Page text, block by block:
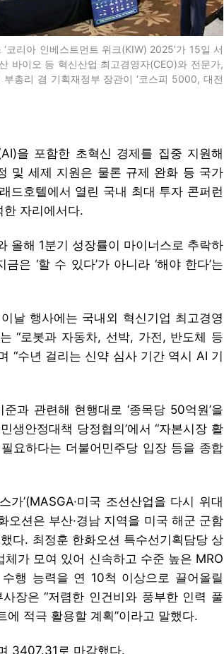
코리아 인베스트먼트 위크(KIW) 2025’가 15일 서
바이오 등 혁신산업 최고경영자(CEO)와 전문가,
총리 겸 기획재정부 장관이 ‘코스피 5000, 대전
을 포함한 초혁신 경제를 집중 지원해
및 세제 지원은 물론 규제 완화 등 국가
드호텔에서 열린 국내 최대 투자 콘퍼런
한 자리에서다.
올해 1분기 성장률이 마이너스로 추락하
은 ‘할 수 있다’가 아니라 ‘해야 한다’는
날 행사에는 국내외 혁신기업 최고경영
“로봇과 자동차, 선박, 가전, 반도체 등
“수년 걸리는 신약 심사 기간 역시 AI 기
과 관련해 현행대로 ‘종목당 50억원’을
생안정대책 당정협의’에서 “자본시장 활
요하다는 더불어민주당 입장 등을 종합
가’(MASGA·미국 조선산업을 다시 위대
션은 부산·경남 지역을 미국 해군 군함
다. 최정훈 한화오션 특수선기획담당 상
가 모여 있어 신속하고 수준 높은 MRO
행 능력을 연 10척 이상으로 끌어올릴
장은 “저렴한 인건비와 풍부한 인력 풀
적극 활용할 계획”이라고 말했다.
3407.31로 마감했다.